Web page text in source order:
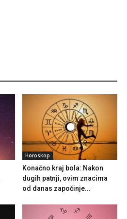
Horoskop
Konačno kraj bola: Nakon
dugih patnji, ovim znacima
od danas započinje...